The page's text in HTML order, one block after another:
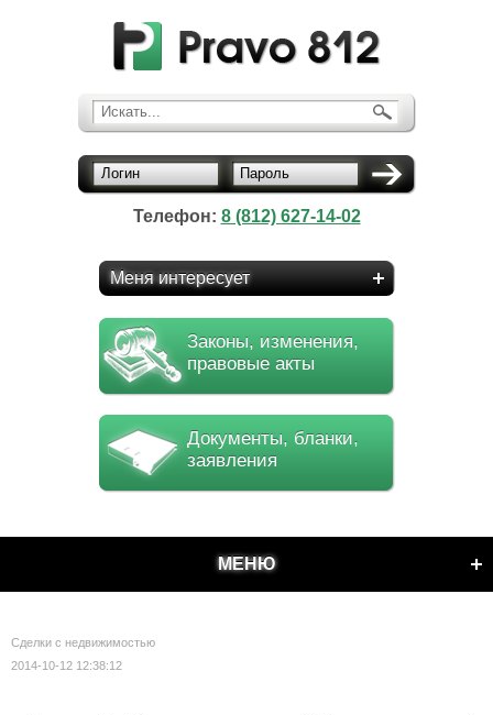
Искать...
Логин Пароль
Телефон: 8 (812) 627-14-02
Меня интересует
Законы, изменения,
правовые акты
Документы, бланки,
заявления
МЕНЮ
Сделки с недвижимостью
2014-10-12 12:38:12